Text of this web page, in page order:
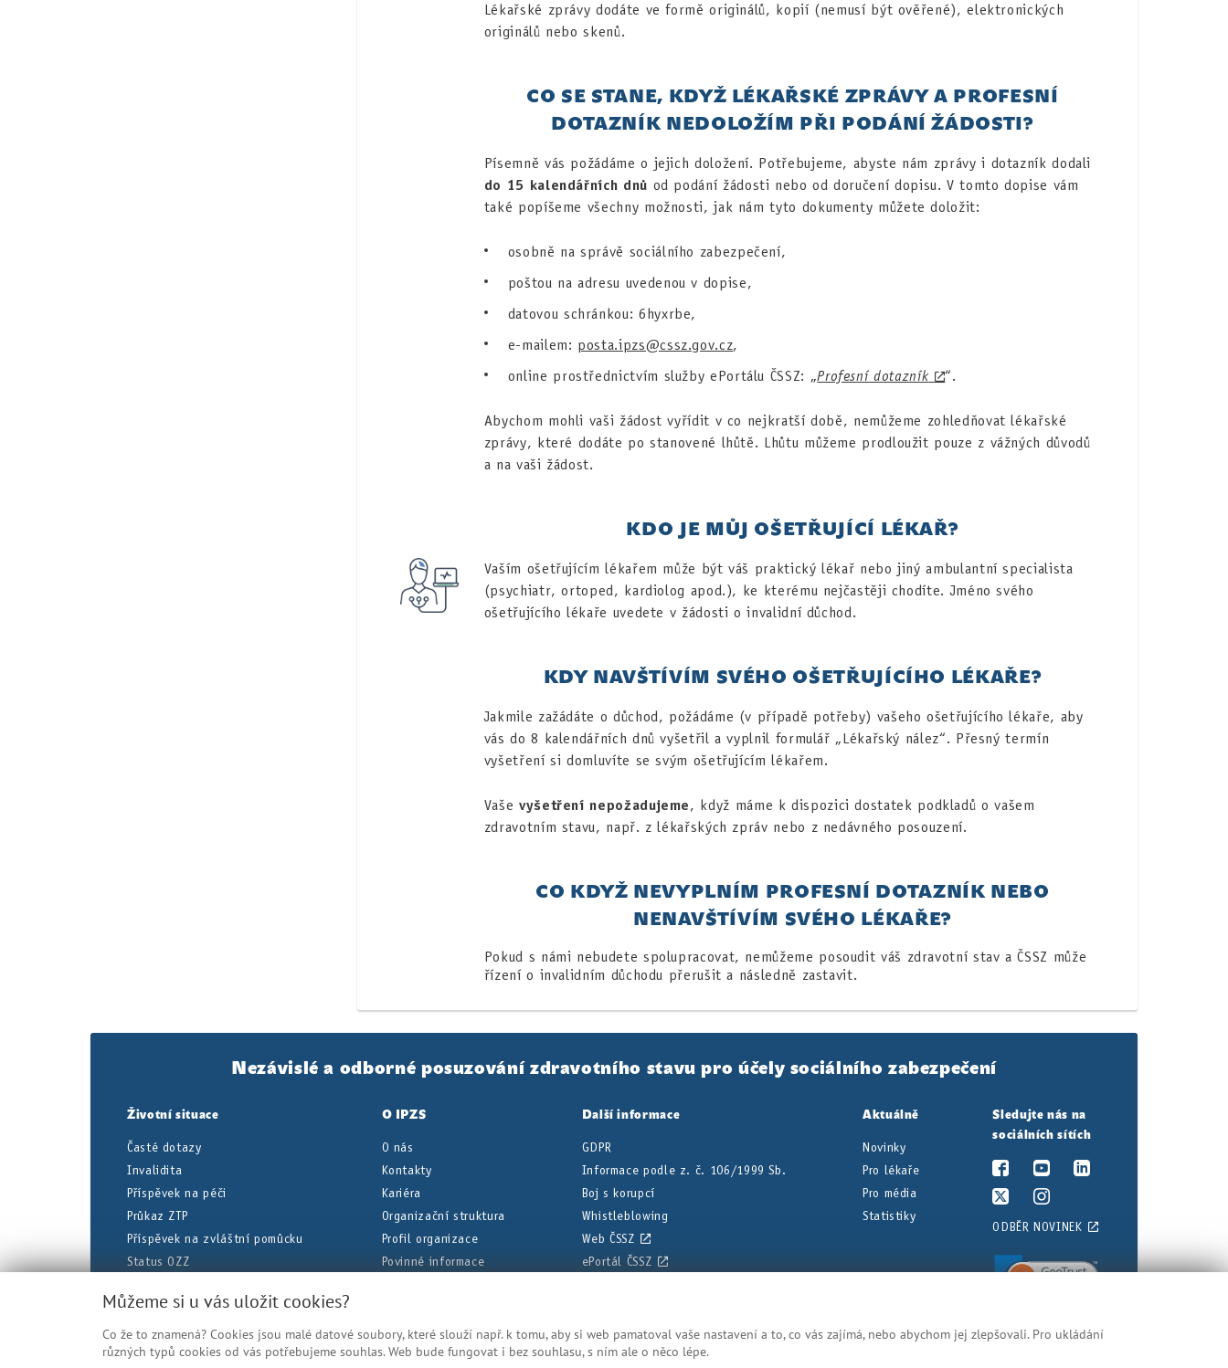
Lékařské zprávy dodáte ve formě originálů, kopií (nemusí být ověřené), elektronických
originálů nebo skenů.
CO SE STANE, KDYŽ LÉKAŘSKÉ ZPRÁVY A PROFESNÍ
DOTAZNÍK NEDOLOŽÍM PŘI PODÁNÍ ŽÁDOSTI?
Písemně vás požádáme o jejich doložení. Potřebujeme, abyste nám zprávy i dotazník dodali
do 15 kalendářních dnů od podání žádosti nebo od doručení dopisu. V tomto dopise vám
také popíšeme všechny možnosti, jak nám tyto dokumenty můžete doložit:
osobně na správě sociálního zabezpečení,
poštou na adresu uvedenou v dopise,
datovou schránkou: 6hyxrbe,
e-mailem: posta.ipzs@cssz.gov.cz,
online prostřednictvím služby ePortálu ČSSZ: „Profesní dotazník “.
Abychom mohli vaši žádost vyřídit v co nejkratší době, nemůžeme zohledňovat lékařské
zprávy, které dodáte po stanovené lhůtě. Lhůtu můžeme prodloužit pouze z vážných důvodů
a na vaši žádost.
KDO JE MŮJ OŠETŘUJÍCÍ LÉKAŘ?
Vaším ošetřujícím lékařem může být váš praktický lékař nebo jiný ambulantní specialista
(psychiatr, ortoped, kardiolog apod.), ke kterému nejčastěji chodíte. Jméno svého
ošetřujícího lékaře uvedete v žádosti o invalidní důchod.
KDY NAVŠTÍVÍM SVÉHO OŠETŘUJÍCÍHO LÉKAŘE?
Jakmile zažádáte o důchod, požádáme (v případě potřeby) vašeho ošetřujícího lékaře, aby
vás do 8 kalendářních dnů vyšetřil a vyplnil formulář „Lékařský nález“. Přesný termín
vyšetření si domluvíte se svým ošetřujícím lékařem.
Vaševyšetření nepožadujeme, když máme k dispozici dostatek podkladů o vašem
zdravotním stavu, např. z lékařských zpráv nebo z nedávného posouzení.
CO KDYŽ NEVYPLNÍM PROFESNÍ DOTAZNÍK NEBO
NENAVŠTÍVÍM SVÉHO LÉKAŘE?
Pokud s námi nebudete spolupracovat, nemůžeme posoudit váš zdravotní stav a ČSSZ může
řízení o invalidním důchodu přerušit a následně zastavit.
Nezávislé a odborné posuzování zdravotního stavu pro účely sociálního zabezpečení
Životní situace
Časté dotazy
Invalidita
Příspěvek na péči
Průkaz ZTP
Příspěvek na zvláštní pomůcku
Status OZZ
O IPZS
O nás
Kontakty
Kariéra
Organizační struktura
Profil organizace
Povinné informace
Další informace
GDPR
Informace podle z. č. 106/1999 Sb.
Boj s korupcí
Whistleblowing
Web ČSSZ
ePortál ČSSZ
Aktuálně
Novinky
Pro lékaře
Pro média
Statistiky
Sledujte nás na
sociálních sítích
ODBĚR NOVINEK
Veškeré uvedené informace jsou zjednodušené, aby bylo posudkové lékařství srozumitelnější. Přesná znění najdete v právních předpisech.
Můžeme si u vás uložit cookies?
Co že to znamená? Cookies jsou malé datové soubory, které slouží např. k tomu, aby si web pamatoval vaše nastavení a to, co vás zajímá, nebo abychom jej zlepšovali. Pro ukládání
různých typů cookies od vás potřebujeme souhlas. Web bude fungovat i bez souhlasu, s ním ale o něco lépe.